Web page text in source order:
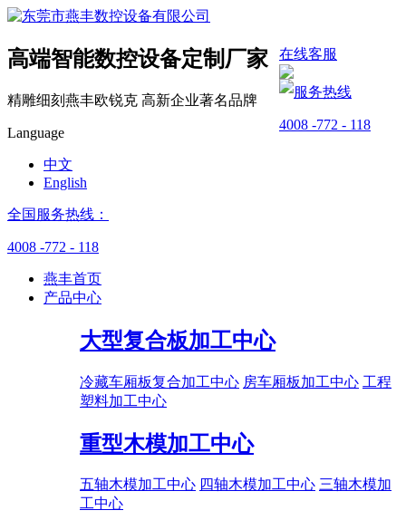
高端智能数控设备定制厂家
精雕细刻燕丰欧锐克 高新企业著名品牌
Language
中文
English
全国服务热线：
4008 -772 - 118
燕丰首页
产品中心
大型复合板加工中心
冷藏车厢板复合加工中心 房车厢板加工中心 工程
塑料加工中心
重型木模加工中心
五轴木模加工中心 四轴木模加工中心 三轴木模加
工中心
在线客服
服务热线
4008 -772 - 118